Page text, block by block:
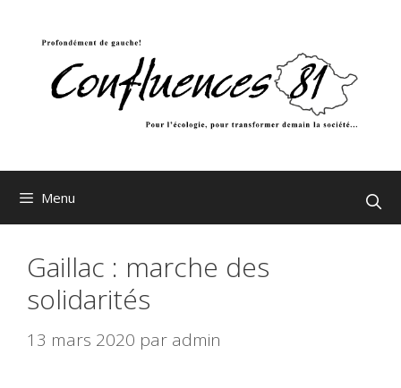
Menu
Gaillac : marche des
solidarités
13 mars 2020 par admin